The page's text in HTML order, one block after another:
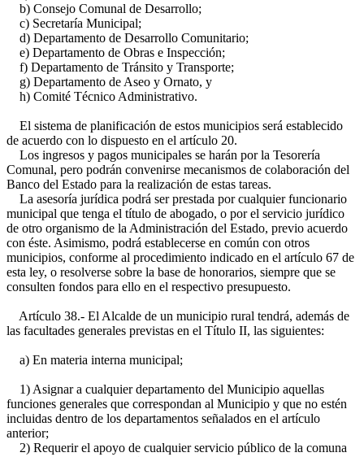
b) Consejo Comunal de Desarrollo;
c) Secretaría Municipal;
d) Departamento de Desarrollo Comunitario;
e) Departamento de Obras e Inspección;
f) Departamento de Tránsito y Transporte;
g) Departamento de Aseo y Ornato, y
h) Comité Técnico Administrativo.
El sistema de planificación de estos municipios será establecido
de acuerdo con lo dispuesto en el artículo 20.
Los ingresos y pagos municipales se harán por la Tesorería
Comunal, pero podrán convenirse mecanismos de colaboración del
Banco del Estado para la realización de estas tareas.
La asesoría jurídica podrá ser prestada por cualquier funcionario
municipal que tenga el título de abogado, o por el servicio jurídico
de otro organismo de la Administración del Estado, previo acuerdo
con éste. Asimismo, podrá establecerse en común con otros
municipios, conforme al procedimiento indicado en el artículo 67 de
esta ley, o resolverse sobre la base de honorarios, siempre que se
consulten fondos para ello en el respectivo presupuesto.
Artículo 38.- El Alcalde de un municipio rural tendrá, además de
las facultades generales previstas en el Título II, las siguientes:
a) En materia interna municipal;
1) Asignar a cualquier departamento del Municipio aquellas
funciones generales que correspondan al Municipio y que no estén
incluidas dentro de los departamentos señalados en el artículo
anterior;
2) Requerir el apoyo de cualquier servicio público de la comuna